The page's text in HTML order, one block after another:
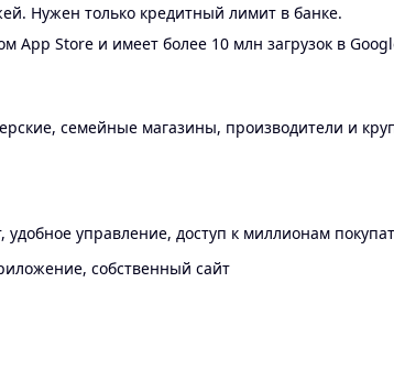
Нужен только кредитный лимит в банке.
App Store и имеет более 10 млн загрузок в
семейные магазины, производители и
управление, доступ к миллионам
собственный сайт